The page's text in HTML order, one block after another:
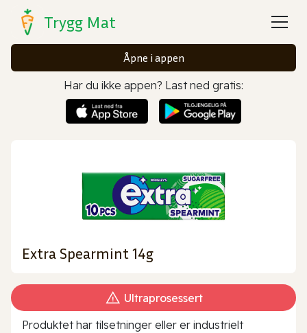
Trygg Mat
Åpne i appen
Har du ikke appen? Last ned gratis:
Extra Spearmint 14g
Ultraprosessert
Produktet har tilsetninger eller er industrielt